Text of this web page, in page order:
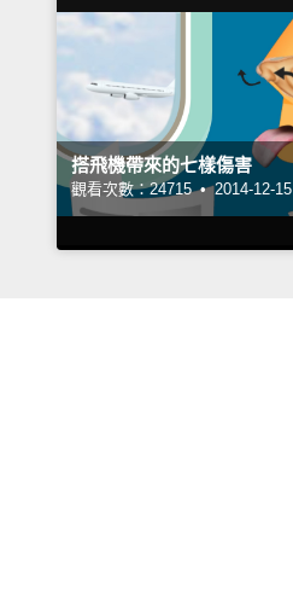
搭飛機帶來的七樣傷害
觀看次數：24715 • 2014-12-15